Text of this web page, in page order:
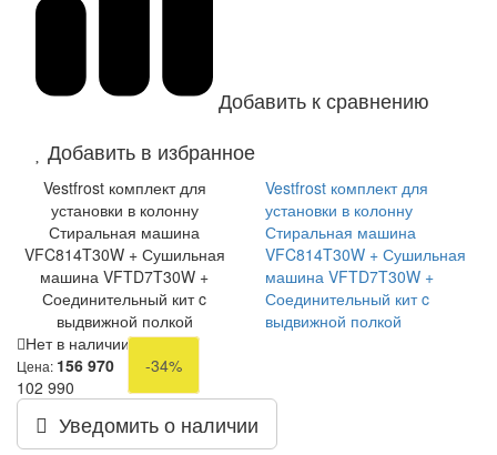
Добавить к сравнению
Добавить в избранное
Vestfrost комплект для
установки в колонну
Стиральная машина
VFC814T30W + Сушильная
машина VFTD7T30W +
Соединительный кит c
выдвижной полкой
Vestfrost комплект для
установки в колонну
Стиральная машина
VFC814T30W + Сушильная
машина VFTD7T30W +
Соединительный кит c
выдвижной полкой
Нет в наличии
Цена: 156 970
-34%
102 990
Уведомить о наличии